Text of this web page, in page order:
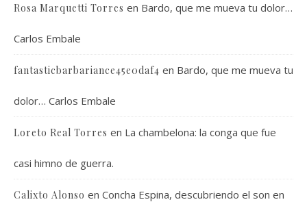
Rosa Marquetti Torres en Bardo, que me mueva tu dolor…
Carlos Embale
fantasticbarbariance45e0daf4 en Bardo, que me mueva tu
dolor… Carlos Embale
Loreto Real Torres en La chambelona: la conga que fue
casi himno de guerra.
Calixto Alonso en Concha Espina, descubriendo el son en